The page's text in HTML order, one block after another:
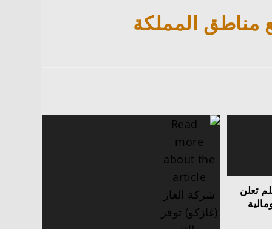
مناطق المملكة
تعلن
ومالية